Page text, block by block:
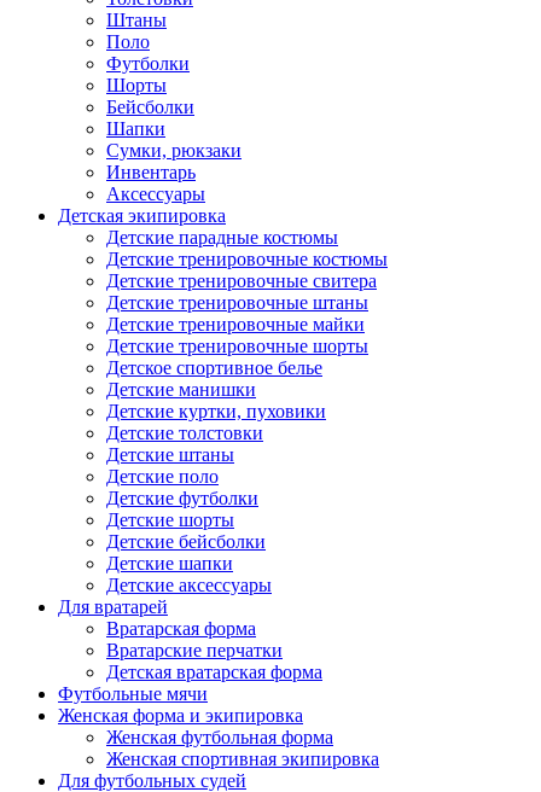
Штаны
Поло
Футболки
Шорты
Бейсболки
Шапки
Сумки, рюкзаки
Инвентарь
Аксессуары
Детская экипировка
Детские парадные костюмы
Детские тренировочные костюмы
Детские тренировочные свитера
Детские тренировочные штаны
Детские тренировочные майки
Детские тренировочные шорты
Детское спортивное белье
Детские манишки
Детские куртки, пуховики
Детские толстовки
Детские штаны
Детские поло
Детские футболки
Детские шорты
Детские бейсболки
Детские шапки
Детские аксессуары
Для вратарей
Вратарская форма
Вратарские перчатки
Детская вратарская форма
Футбольные мячи
Женская форма и экипировка
Женская футбольная форма
Женская спортивная экипировка
Для футбольных судей